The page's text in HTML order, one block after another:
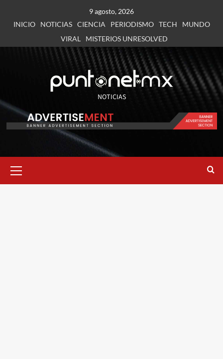
9 agosto, 2026
INICIO
NOTICIAS CIENCIA PERIODISMO TECH
MUNDO
VIRAL
MISTERIOS UNRESOLVED
NOTICIAS